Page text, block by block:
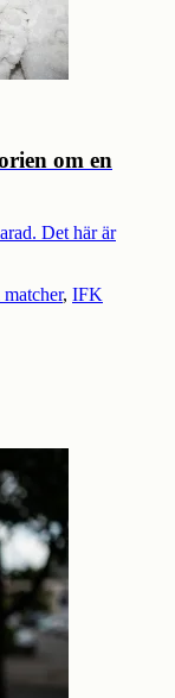
om en
Det här är
, IFK